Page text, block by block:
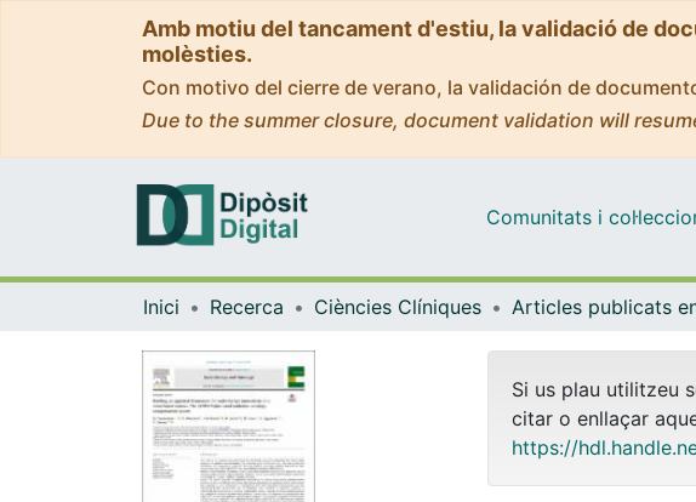
Amb motiu del tancament d'estiu, la validació de
molèsties.
Con motivo del cierre de verano, la validación de
Due to the summer closure, document validation will
Comunitats i
Inici Recerca Ciències Clíniques
Si us plau utilitzeu
citar o enllaçar
https://